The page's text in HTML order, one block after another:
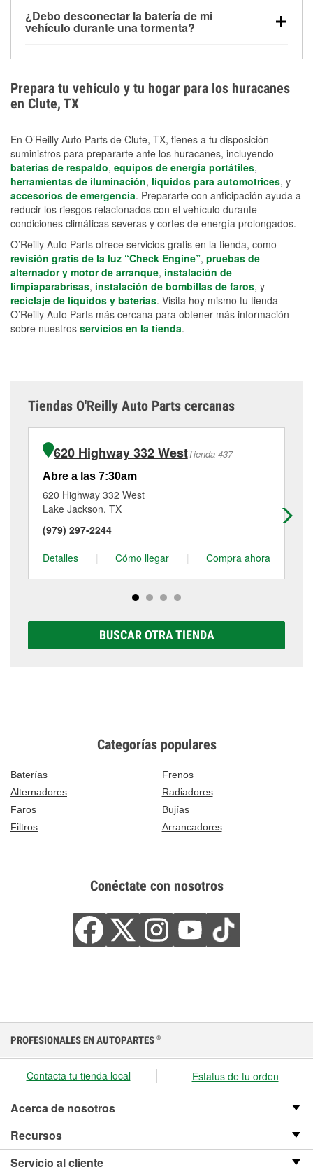
días después de la exposición.
para aplicaciones de ciclo profundo porque son
selladas, resistentes a las vibraciones y más
¿Debo desconectar la batería de mi
vehículo durante una tormenta?
los daños por inundación. Evitar el agua estancada y
preparar opciones de carga de respaldo son
medidas de protección más efectivas.
Prepara tu vehículo y tu hogar para los huracanes
en Clute, TX
En O’Reilly Auto Parts de Clute, TX, tienes a tu disposición
suministros para prepararte ante los huracanes, incluyendo
baterías de respaldo, equipos de energía portátiles,
herramientas de iluminación, líquidos para automotrices, y
accesorios de emergencia. Prepararte con anticipación ayuda a
reducir los riesgos relacionados con el vehículo durante
condiciones climáticas severas y cortes de energía prolongados.
O’Reilly Auto Parts ofrece servicios gratis en la tienda, como
revisión gratis de la luz “Check Engine”, pruebas de
alternador y motor de arranque, instalación de
limpiaparabrisas, instalación de bombillas de faros, y
reciclaje de líquidos y baterías. Visita hoy mismo tu tienda
O’Reilly Auto Parts más cercana para obtener más información
sobre nuestros servicios en la tienda.
Tiendas O'Reilly Auto Parts cercanas
620 Highway 332 WestTienda 437
Abre a las 7:30am
620 Highway 332 West
Lake Jackson, TX
(979) 297-2244
Detalles
| Cómo llegar | Compra ahora
BUSCAR OTRA TIENDA
Categorías populares
Baterías
Frenos
Alternadores
Radiadores
Faros
Bujías
Filtros
Arrancadores
Conéctate con nosotros
PROFESIONALES EN AUTOPARTES ®
Contacta tu tienda local Estatus de tu orden
Acerca de nosotros
Recursos
Servicio al cliente